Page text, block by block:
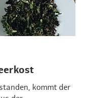
kommt der